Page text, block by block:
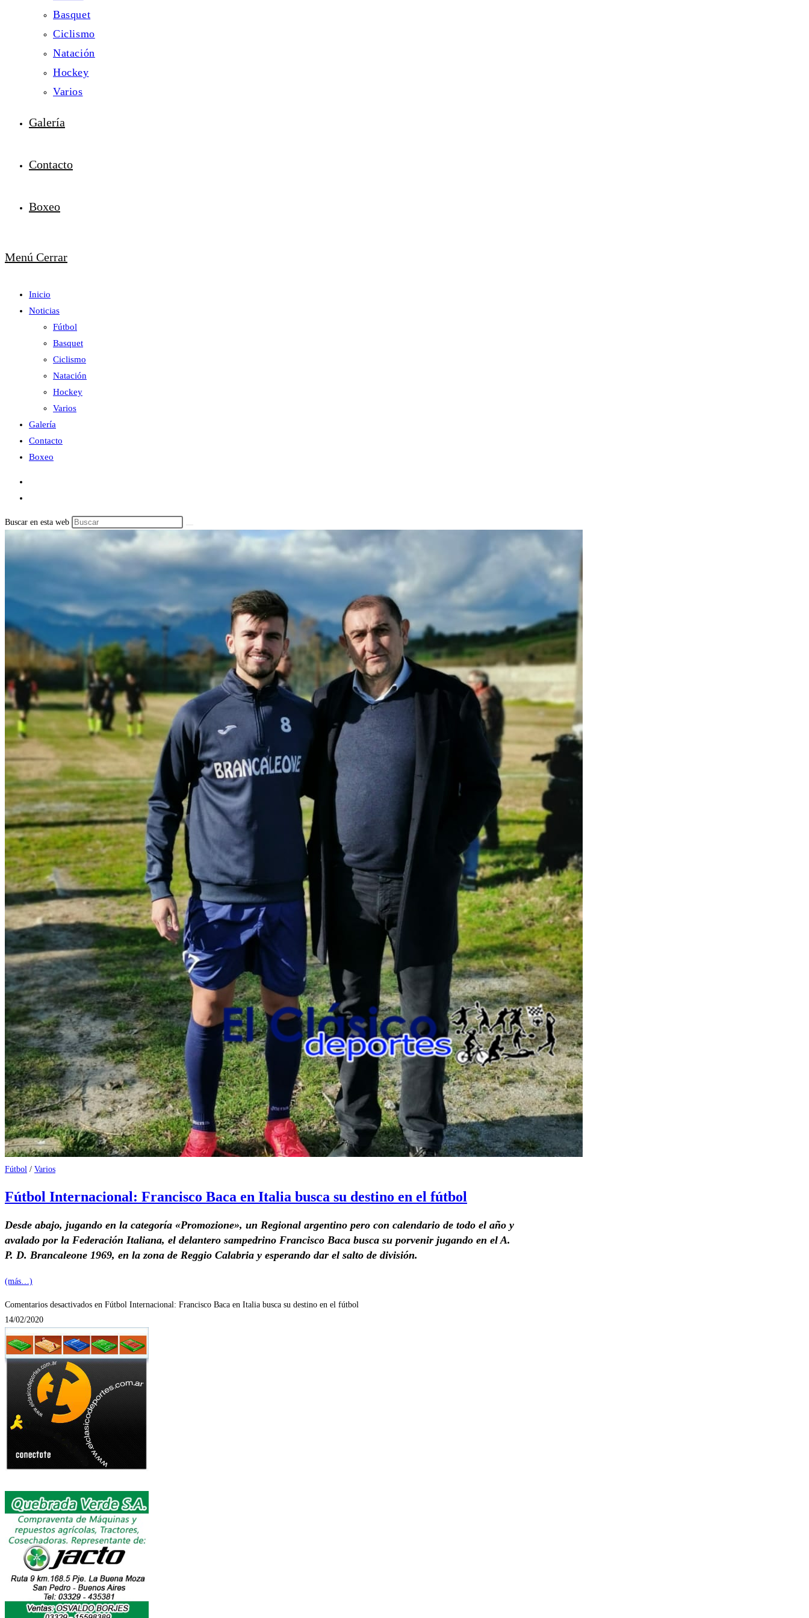
Basquet
Ciclismo
Natación
Hockey
Varios
Galería
Contacto
Boxeo
Menú Cerrar
Inicio
Noticias
Fútbol
Basquet
Ciclismo
Natación
Hockey
Varios
Galería
Contacto
Boxeo
Buscar en esta web
Fútbol / Varios
Fútbol Internacional: Francisco Baca en Italia busca su destino en el fútbol
Desde abajo, jugando en la categoría «Promozione», un Regional argentino pero con calendario de todo el año y
avalado por la Federación Italiana, el delantero sampedrino Francisco Baca busca su porvenir jugando en el A.
P. D. Brancaleone 1969, en la zona de Reggio Calabria y esperando dar el salto de división.
(más…)
Comentarios desactivados en Fútbol Internacional: Francisco Baca en Italia busca su destino en el fútbol
14/02/2020